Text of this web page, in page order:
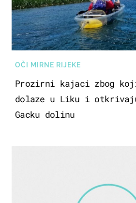
OČI MIRNE RIJEKE
Prozirni kajaci zbog
dolaze u Liku i
Gacku dolinu